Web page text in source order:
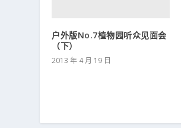
户外版No.7植物园听众见面会
（下）
2013 年 4 月 19 日